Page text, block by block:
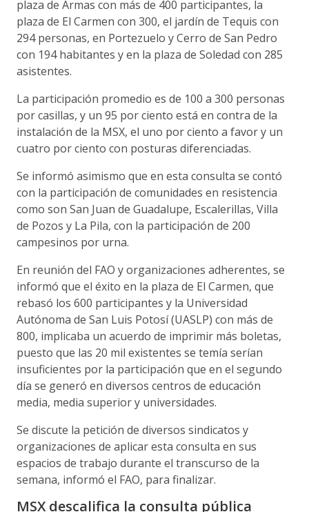
plaza de Armas con más de 400 participantes, la
plaza de El Carmen con 300, el jardín de Tequis con
294 personas, en Portezuelo y Cerro de San Pedro
con 194 habitantes y en la plaza de Soledad con 285
asistentes.
La participación promedio es de 100 a 300 personas
por casillas, y un 95 por ciento está en contra de la
instalación de la MSX, el uno por ciento a favor y un
cuatro por ciento con posturas diferenciadas.
Se informó asimismo que en esta consulta se contó
con la participación de comunidades en resistencia
como son San Juan de Guadalupe, Escalerillas, Villa
de Pozos y La Pila, con la participación de 200
campesinos por urna.
En reunión del FAO y organizaciones adherentes, se
informó que el éxito en la plaza de El Carmen, que
rebasó los 600 participantes y la Universidad
Autónoma de San Luis Potosí (UASLP) con más de
800, implicaba un acuerdo de imprimir más boletas,
puesto que las 20 mil existentes se temía serían
insuficientes por la participación que en el segundo
día se generó en diversos centros de educación
media, media superior y universidades.
Se discute la petición de diversos sindicatos y
organizaciones de aplicar esta consulta en sus
espacios de trabajo durante el transcurso de la
semana, informó el FAO, para finalizar.
MSX descalifica la consulta pública